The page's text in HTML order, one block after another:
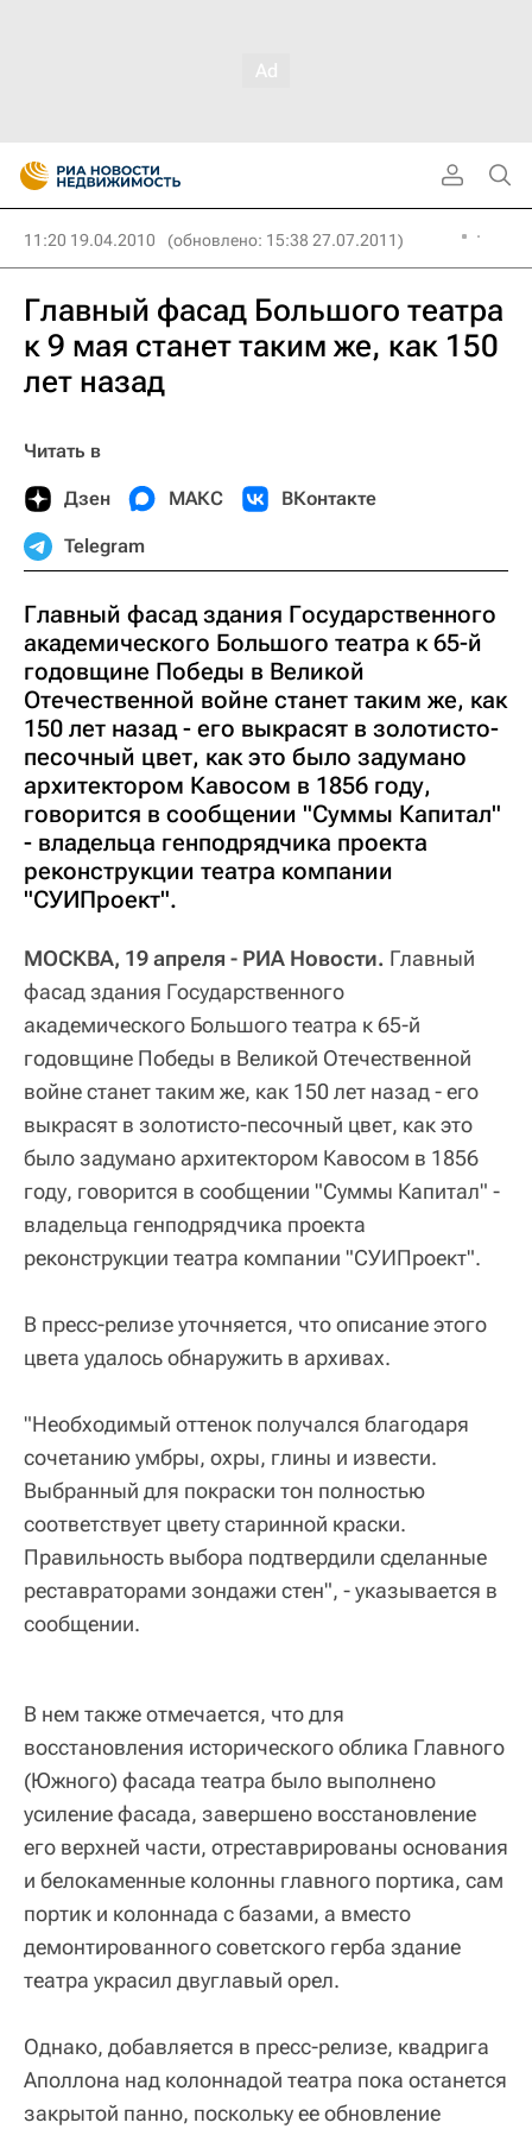
11:20 19.04.2010 (обновлено: 15:38 27.07.2011)
Главный фасад Большого театра
к 9 мая станет таким же, как 150
лет назад
Читать в
Дзен МАКС ВКонтакте
Telegram
Главный фасад здания Государственного
академического Большого театра к 65-й
годовщине Победы в Великой
Отечественной войне станет таким же, как
150 лет назад - его выкрасят в золотисто-
песочный цвет, как это было задумано
архитектором Кавосом в 1856 году,
говорится в сообщении "Суммы Капитал"
- владельца генподрядчика проекта
реконструкции театра компании
"СУИПроект".
МОСКВА, 19 апреля - РИА Новости. Главный
фасад здания Государственного
академического Большого театра к 65-й
годовщине Победы в Великой Отечественной
войне станет таким же, как 150 лет назад - его
выкрасят в золотисто-песочный цвет, как это
было задумано архитектором Кавосом в 1856
году, говорится в сообщении "Суммы Капитал" -
владельца генподрядчика проекта
реконструкции театра компании "СУИПроект".
В пресс-релизе уточняется, что описание этого
цвета удалось обнаружить в архивах.
"Необходимый оттенок получался благодаря
сочетанию умбры, охры, глины и извести.
Выбранный для покраски тон полностью
соответствует цвету старинной краски.
Правильность выбора подтвердили сделанные
реставраторами зондажи стен", - указывается в
сообщении.
В нем также отмечается, что для
восстановления исторического облика Главного
(Южного) фасада театра было выполнено
усиление фасада, завершено восстановление
его верхней части, отреставрированы основания
и белокаменные колонны главного портика, сам
портик и колоннада с базами, а вместо
демонтированного советского герба здание
театра украсил двуглавый орел.
Однако, добавляется в пресс-релизе, квадрига
Аполлона над колоннадой театра пока останется
закрытой панно, поскольку ее обновление